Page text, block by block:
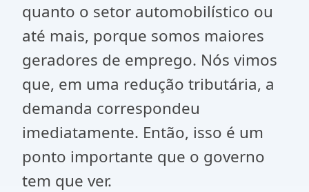
quanto o setor automobilístico ou
até mais, porque somos maiores
geradores de emprego. Nós vimos
que, em uma redução tributária, a
demanda correspondeu
imediatamente. Então, isso é um
ponto importante que o governo
tem que ver.